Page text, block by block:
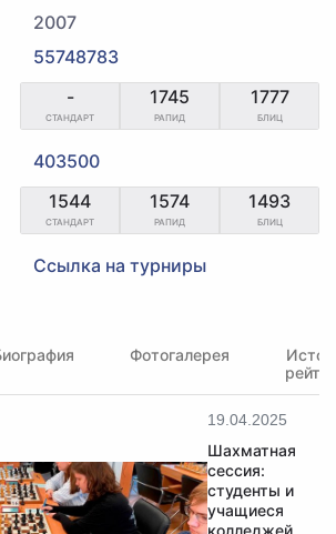
2007
55748783
-
СТАНДАРТ
1745
РАПИД
1777
БЛИЦ
403500
1544
СТАНДАРТ
1574
РАПИД
1493
БЛИЦ
Ссылка на турниры
Фотогалерея
19.04.2025
Шахматная
сессия:
студенты и
учащиеся
колледжей